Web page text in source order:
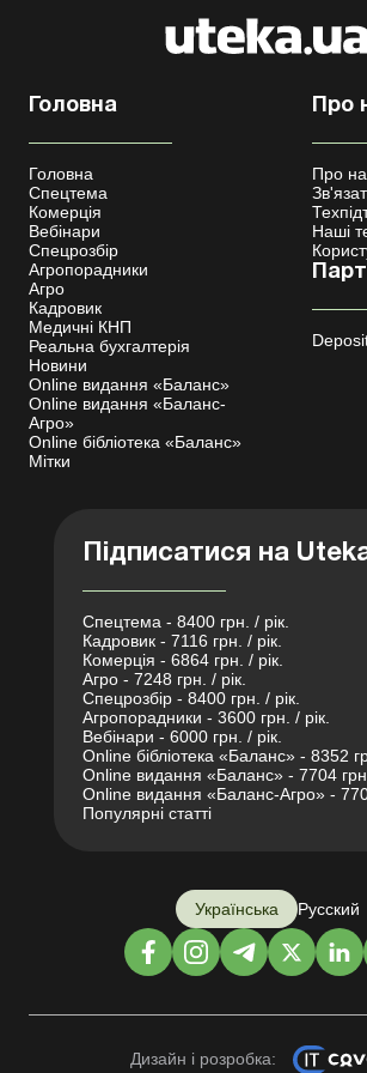
Головна
Головна
Спецтема
Комерція
Вебінари
Спецрозбір
Агропорадники
Агро
Кадровик
Медичні КНП
Реальна бухгалтерія
Новини
Online видання «Баланс»
Online видання «Баланс-
Агро»
Online бібліотека «Баланс»
Мітки
Про
Про
Наші
Підписатися на
Спецтема - 8400 грн. / рік.
Кадровик - 7116 грн. / рік.
Комерція - 6864 грн. / рік.
Агро - 7248 грн. / рік.
Спецрозбір - 8400 грн. / рік.
Агропорадники - 3600 грн. / рік.
Вебінари - 6000 грн. / рік.
Online бібліотека «Баланс» - 8352
Online видання «Баланс» - 7704 грн.
Online видання «Баланс-Агро» -
Популярні статті
Українська Русский
Дизайн і розробка: